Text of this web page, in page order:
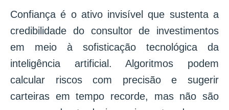
Confiança é o ativo invisível que sustenta a
credibilidade do consultor de investimentos
em meio à sofisticação tecnológica da
inteligência artificial. Algoritmos podem
calcular riscos com precisão e sugerir
carteiras em tempo recorde, mas não são